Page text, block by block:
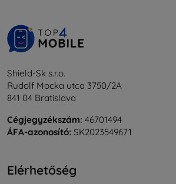
Shield-Sk s.r.o.
Rudolf Mocka utca 3750/2A
841 04 Bratislava
Cégjegyzékszám: 46701494
ÁFA-azonosító: SK2023549671
Elérhetőség